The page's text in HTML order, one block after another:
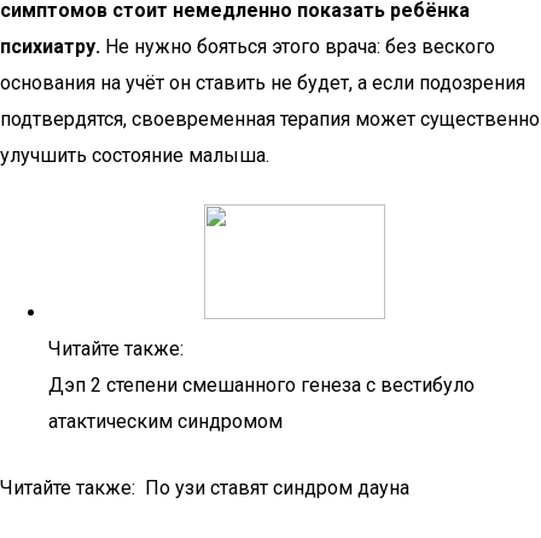
симптомов стоит немедленно показать ребёнка
психиатру. Не нужно бояться этого врача: без веского
основания на учёт он ставить не будет, а если подозрения
подтвердятся, своевременная терапия может существенно
улучшить состояние малыша.
Читайте также:
Дэп 2 степени смешанного генеза с вестибуло
атактическим синдромом
Читайте также: По узи ставят синдром дауна